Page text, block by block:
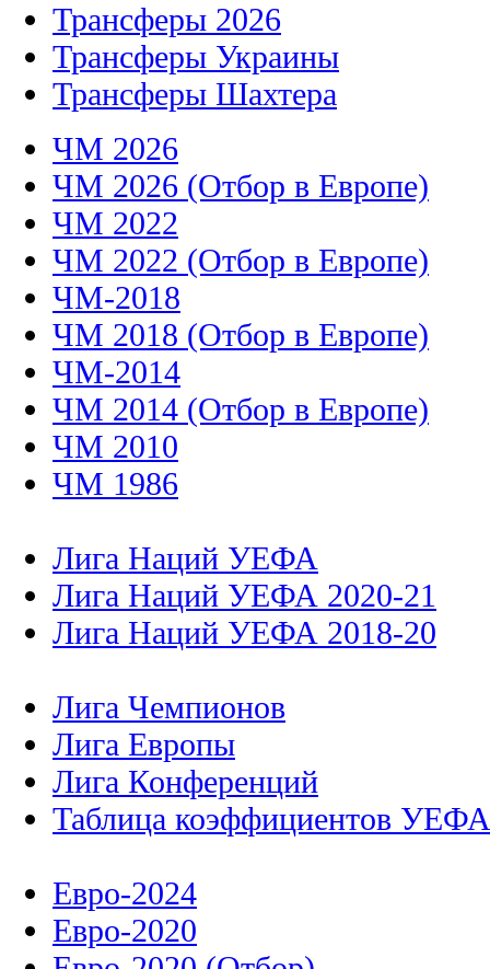
Трансферы 2026
Трансферы Украины
Трансферы Шахтера
ЧМ 2026
ЧМ 2026 (Отбор в Европе)
ЧМ 2022
ЧМ 2022 (Отбор в Европе)
ЧМ-2018
ЧМ 2018 (Отбор в Европе)
ЧМ-2014
ЧМ 2014 (Отбор в Европе)
ЧМ 2010
ЧМ 1986
Лига Наций УЕФА
Лига Наций УЕФА 2020-21
Лига Наций УЕФА 2018-20
Лига Чемпионов
Лига Европы
Лига Конференций
Таблица коэффициентов УЕФА
Евро-2024
Евро-2020